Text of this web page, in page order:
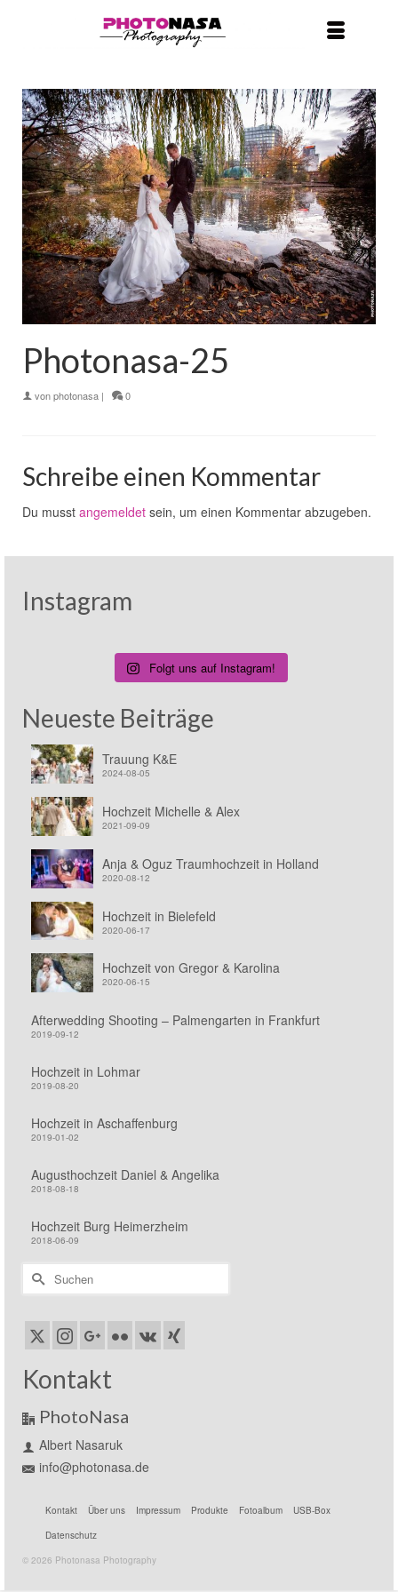
Photonasa-25
vonphotonasa | 0
Schreibe einen Kommentar
Du musst angemeldet sein, um einen Kommentar abzugeben.
Instagram
Folgt uns auf Instagram!
Neueste Beiträge
Trauung K&E
2024-08-05
Hochzeit Michelle & Alex
2021-09-09
Anja & Oguz Traumhochzeit in Holland
2020-08-12
Hochzeit in Bielefeld
2020-06-17
Hochzeit von Gregor & Karolina
2020-06-15
Afterwedding Shooting – Palmengarten in Frankfurt
2019-09-12
Hochzeit in Lohmar
2019-08-20
Hochzeit in Aschaffenburg
2019-01-02
Augusthochzeit Daniel & Angelika
2018-08-18
Hochzeit Burg Heimerzheim
2018-06-09
Suchen
nach:
Kontakt
PhotoNasa
Albert Nasaruk
info@photonasa.de
Kontakt Über uns Impressum Produkte Fotoalbum
USB-Box
Datenschutz
© 2026 Photonasa Photography